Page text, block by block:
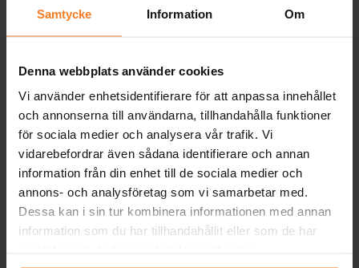
Samtycke Information Om
Denna webbplats använder cookies
Vi använder enhetsidentifierare för att anpassa innehållet
och annonserna till användarna, tillhandahålla funktioner
för sociala medier och analysera vår trafik. Vi
vidarebefordrar även sådana identifierare och annan
information från din enhet till de sociala medier och
annons- och analysföretag som vi samarbetar med.
Dessa kan i sin tur kombinera informationen med annan
information som du har tillhandahållit eller som de har
hushållsbrunnar, bevattning, tankfyllning och andra
kol/keramiklager, vilket ger stabil gång och lång livslängd.
Pumpen startar mjukt och är skyddad mot en rad
driftsituationer, bland annat torrkörning, up-thrust, fel
spänning, överlast och temperaturökning.
Den enfasiga motorn är utrustad med
permanentmagneter för hög verkningsgrad även vid
varierande belastning, och levereras med ett
anslutningsdon som enkelt kan bytas vid behov.